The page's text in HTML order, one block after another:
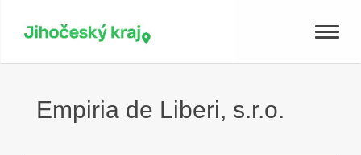
Toggle
Empiria de Liberi, s.r.o.